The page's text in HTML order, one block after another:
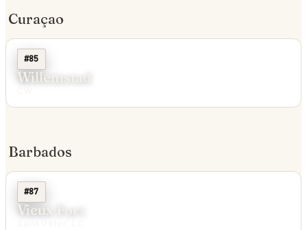
Curaçao
#85
Willemstad
Barbados
#87
Vieux Fort